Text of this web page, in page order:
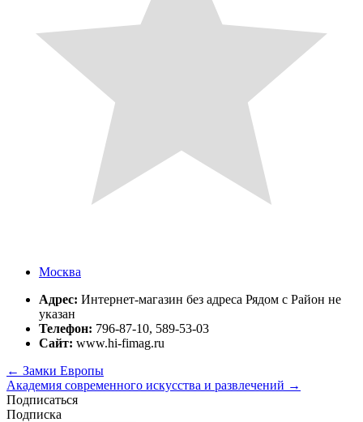
Москва
Адрес: Интернет-магазин без адреса Рядом с Район не
указан
Телефон: 796-87-10, 589-53-03
Сайт: www.hi-fimag.ru
← Замки Европы
Академия современного искусства и развлечений →
Подписаться
Подписка